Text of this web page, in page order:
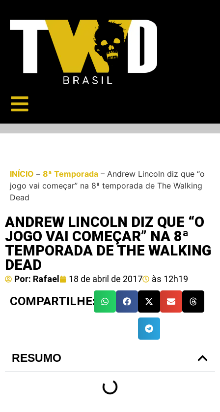
INÍCIO – 8ª Temporada – Andrew Lincoln diz que “o
jogo vai começar” na 8ª temporada de The Walking
Dead
ANDREW LINCOLN DIZ QUE “O
JOGO VAI COMEÇAR” NA 8ª
TEMPORADA DE THE WALKING
DEAD
Por: Rafael 18 de abril de 2017 às 12h19
COMPARTILHE:
RESUMO